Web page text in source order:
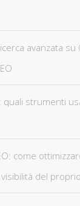
avanzata su
quali strumenti
come
del